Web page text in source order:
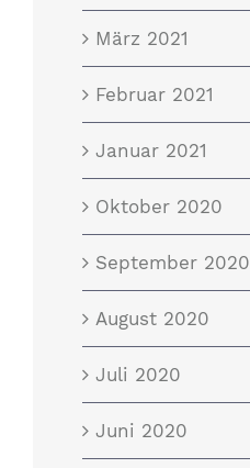
März 2021
Februar 2021
Januar 2021
Oktober 2020
September 2020
August 2020
Juli 2020
Juni 2020